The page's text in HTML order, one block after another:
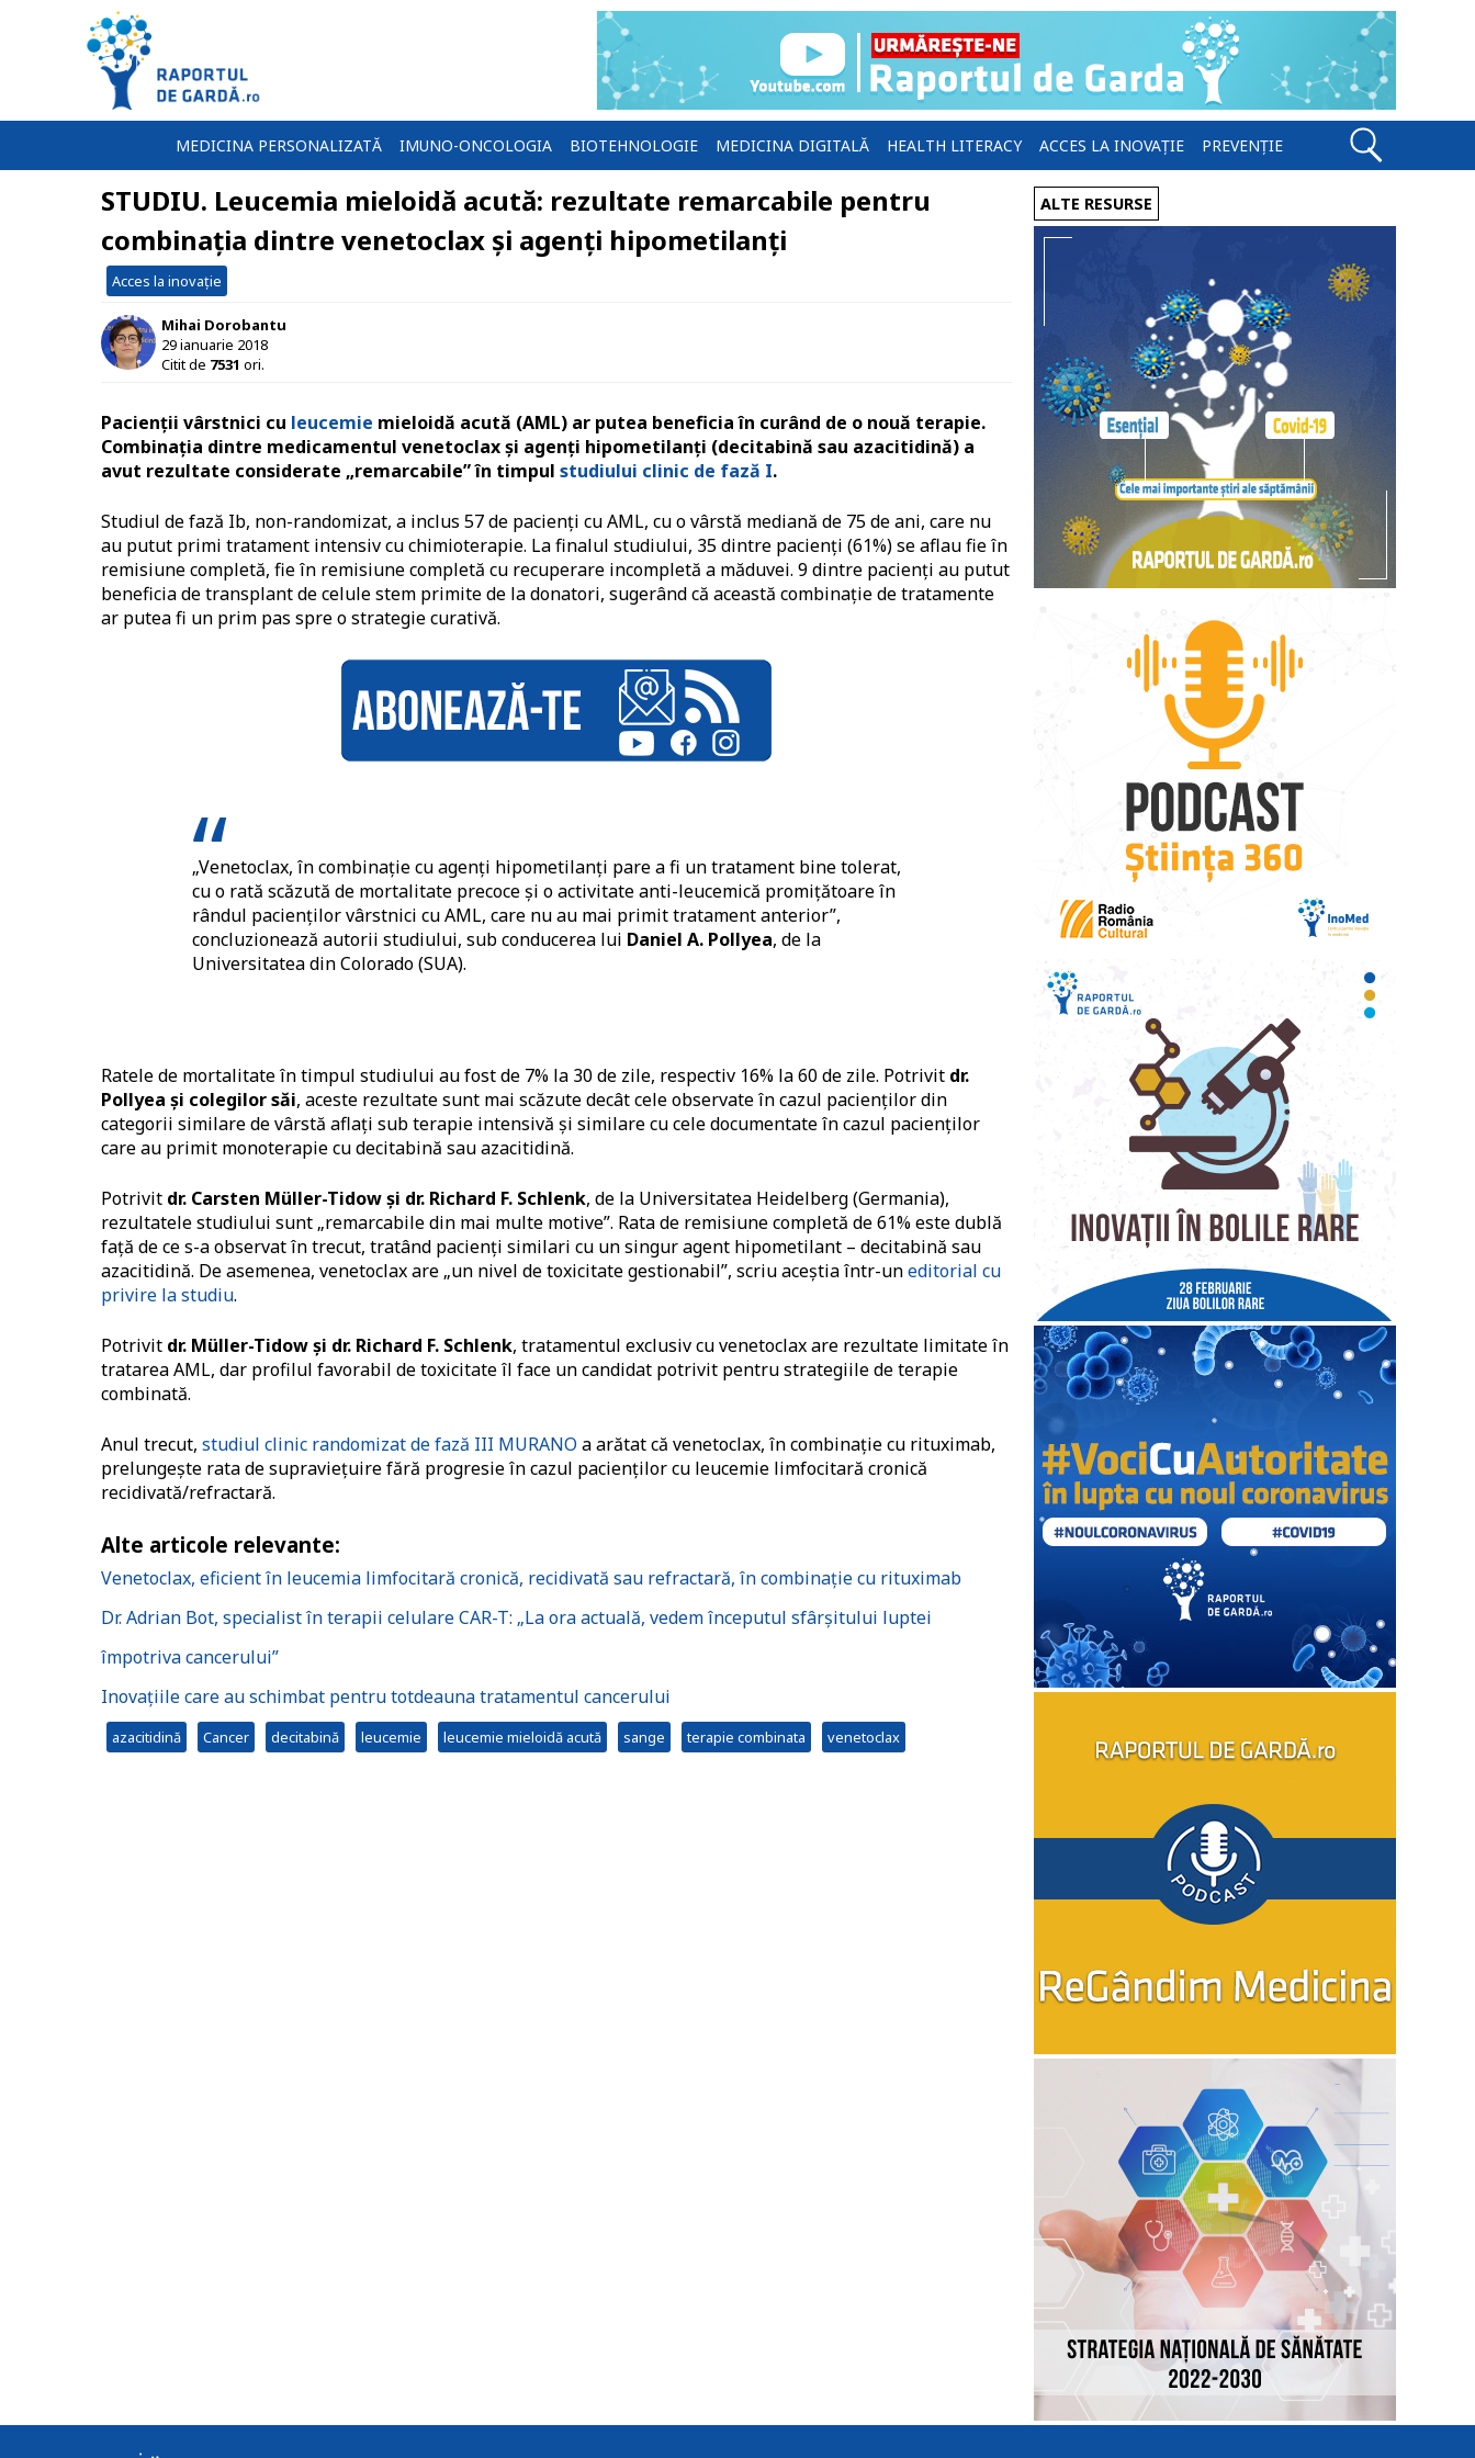
MEDICINA PERSONALIZATĂ IMUNO-ONCOLOGIA BIOTEHNOLOGIE MEDICINA DIGITALĂ HEALTH LITERACY ACCES LA INOVAȚIE PREVENȚIE
STUDIU. Leucemia mieloidă acută: rezultate remarcabile pentru
combinația dintre venetoclax și agenți hipometilanți
Acces la inovație
Mihai Dorobantu
29 ianuarie 2018
Citit de 7531 ori.
Pacienții vârstnici cu leucemie mieloidă acută (AML) ar putea beneficia în curând de o nouă terapie.
Combinația dintre medicamentul venetoclax și agenți hipometilanți (decitabină sau azacitidină) a
avut rezultate considerate „remarcabile” în timpul studiului clinic de fază I.
Studiul de fază Ib, non-randomizat, a inclus 57 de pacienți cu AML, cu o vârstă mediană de 75 de ani, care nu
au putut primi tratament intensiv cu chimioterapie. La finalul studiului, 35 dintre pacienți (61%) se aflau fie în
remisiune completă, fie în remisiune completă cu recuperare incompletă a măduvei. 9 dintre pacienți au putut
beneficia de transplant de celule stem primite de la donatori, sugerând că această combinație de tratamente
ar putea fi un prim pas spre o strategie curativă.
„Venetoclax, în combinație cu agenți hipometilanți pare a fi un tratament bine tolerat,
cu o rată scăzută de mortalitate precoce și o activitate anti-leucemică promițătoare în
rândul pacienților vârstnici cu AML, care nu au mai primit tratament anterior”,
concluzionează autorii studiului, sub conducerea lui Daniel A. Pollyea, de la
Universitatea din Colorado (SUA).
Ratele de mortalitate în timpul studiului au fost de 7% la 30 de zile, respectiv 16% la 60 de zile. Potrivit dr.
Pollyea și colegilor săi, aceste rezultate sunt mai scăzute decât cele observate în cazul pacienților din
categorii similare de vârstă aflați sub terapie intensivă și similare cu cele documentate în cazul pacienților
care au primit monoterapie cu decitabină sau azacitidină.
Potrivit dr. Carsten Müller-Tidow și dr. Richard F. Schlenk, de la Universitatea Heidelberg (Germania),
rezultatele studiului sunt „remarcabile din mai multe motive”. Rata de remisiune completă de 61% este dublă
față de ce s-a observat în trecut, tratând pacienți similari cu un singur agent hipometilant – decitabină sau
azacitidină. De asemenea, venetoclax are „un nivel de toxicitate gestionabil”, scriu aceștia într-uneditorial cu
privire la studiu.
Potrivit dr. Müller-Tidow și dr. Richard F. Schlenk, tratamentul exclusiv cu venetoclax are rezultate limitate în
tratarea AML, dar profilul favorabil de toxicitate îl face un candidat potrivit pentru strategiile de terapie
combinată.
Anul trecut, studiul clinic randomizat de fază III MURANO a arătat că venetoclax, în combinație cu rituximab,
prelungește rata de supraviețuire fără progresie în cazul pacienților cu leucemie limfocitară cronică
recidivată/refractară.
Alte articole relevante:
Venetoclax, eficient în leucemia limfocitară cronică, recidivată sau refractară, în combinație cu rituximab
Dr. Adrian Bot, specialist în terapii celulare CAR-T: „La ora actuală, vedem începutul sfârșitului luptei
împotriva cancerului”
Inovațiile care au schimbat pentru totdeauna tratamentul cancerului
azacitidină Cancer decitabină leucemie leucemie mieloidă acută sange terapie combinata venetoclax
ALTE RESURSE